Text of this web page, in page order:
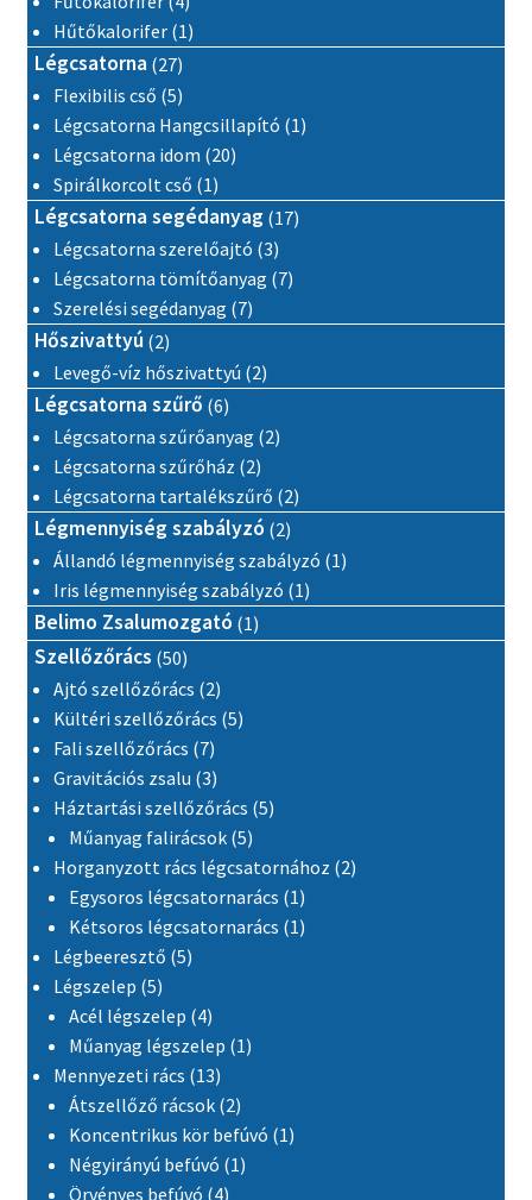
Hűtőkalorifer 11 termék
Légcsatorna 2727 termék
Flexibilis cső 55 termék
Légcsatorna Hangcsillapító 11 termék
Légcsatorna idom 2020 termék
Spirálkorcolt cső 11 termék
Légcsatorna segédanyag 1717 termék
Légcsatorna szerelőajtó 33 termék
Légcsatorna tömítőanyag 77 termék
Szerelési segédanyag 77 termék
Hőszivattyú 22 termék
Levegő-víz hőszivattyú 22 termék
Légcsatorna szűrő 66 termék
Légcsatorna szűrőanyag 22 termék
Légcsatorna szűrőház 22 termék
Légcsatorna tartalékszűrő 22 termék
Légmennyiség szabályzó 22 termék
Állandó légmennyiség szabályzó 11 termék
Iris légmennyiség szabályzó 11 termék
Belimo Zsalumozgató 11 termék
Szellőzőrács 5050 termék
Ajtó szellőzőrács 22 termék
Kültéri szellőzőrács 55 termék
Fali szellőzőrács 77 termék
Gravitációs zsalu 33 termék
Háztartási szellőzőrács 55 termék
Műanyag falirácsok 55 termék
Horganyzott rács légcsatornához 22 termék
Egysoros légcsatornarács 11 termék
Kétsoros légcsatornarács 11 termék
Légbeeresztő 55 termék
Légszelep 55 termék
Acél légszelep 44 termék
Műanyag légszelep 11 termék
Mennyezeti rács 1313 termék
Átszellőző rácsok 22 termék
Koncentrikus kör befúvó 11 termék
Négyirányú befúvó 11 termék
Örvényes befúvó 44 termék